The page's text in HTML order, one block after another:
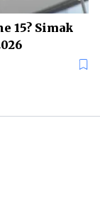
15? Simak